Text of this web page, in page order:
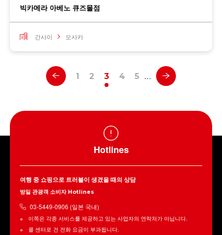
빅카메라 아베노 큐즈몰점
간사이 오사카
1 2 3 4 5 …
Hotlines
여행 중 쇼핑으로 트러블이 생겼을 때의 상담
방일 관광객 소비자 Hotlines
03-5449-0906 (일본 국내)
이쪽은 각종 서비스를 제공하고 있는 사업자의 연락처가 아닙니다.
콜 센터로 건 전화 요금이 부과됩니다.